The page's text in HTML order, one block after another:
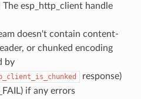
The esp_http_client handle
doesn't contain content-
or chunked encoding
by
response)
if any errors